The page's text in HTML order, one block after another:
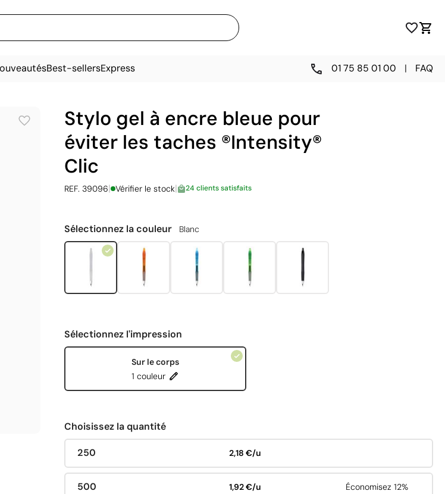
Best-sellersExpress 01 75 85 01 00 | FAQ
Stylo gel à encre bleue pour
éviter les taches ®Intensity®
Clic
REF. 39096| Vérifier le stock| 24 clients satisfaits
Sélectionnez la couleur Blanc
Sélectionnez l'impression
Sur le corps
1 couleur
Choisissez la quantité
250 2,18 €/u
500 1,92 €/u Économisez 12%